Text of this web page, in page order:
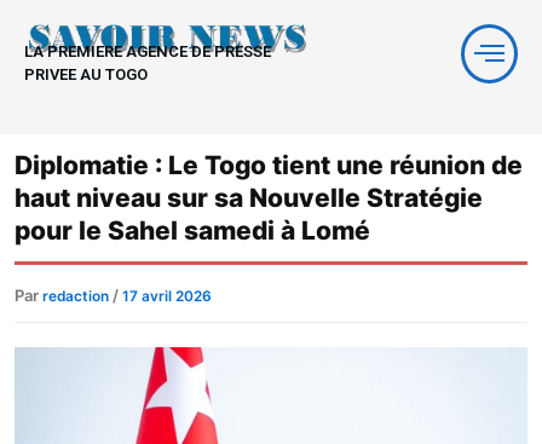
contenu
LA PREMIERE AGENCE DE PRESSE
PRIVEE AU TOGO
Diplomatie : Le Togo tient une réunion de
haut niveau sur sa Nouvelle Stratégie
pour le Sahel samedi à Lomé
Par redaction / 17 avril 2026